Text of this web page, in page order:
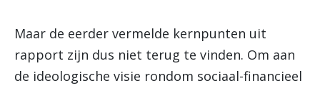
Maar de eerder vermelde kernpunten uit
rapport zijn dus niet terug te vinden. Om aan
de ideologische visie rondom sociaal-financieel